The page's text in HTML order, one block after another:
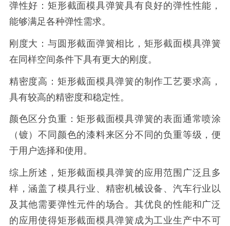
弹性好：矩形截面模具弹簧具有良好的弹性性能，
能够满足各种弹性需求。
刚度大：与圆形截面弹簧相比，矩形截面模具弹簧
在同样空间条件下具有更大的刚度。
精密度高：矩形截面模具弹簧的制作工艺要求高，
具有较高的精密度和稳定性。
颜色区分负重：矩形截面模具弹簧的表面通常喷涂
（镀）不同颜色的漆料来区分不同的负重等级，便
于用户选择和使用。
综上所述，矩形截面模具弹簧的应用范围广泛且多
样，涵盖了模具行业、精密机械设备、汽车行业以
及其他需要弹性元件的场合。其优良的性能和广泛
的应用使得矩形截面模具弹簧成为工业生产中不可